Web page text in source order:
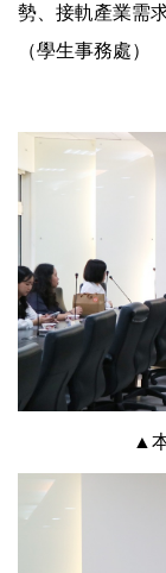
勢、接軌產業需
（學生事務處）
▲